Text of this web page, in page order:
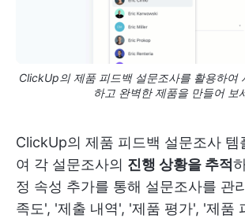
ClickUp의 제품 피드백 설문조사를 활용하여
하고 완벽한 제품을 만들어 보
ClickUp의 제품 피드백 설문조사 템
여 각 설문조사의 진행 상황을 추적
정 속성 추가를 통해 설문조사를 관
족도', '제출 내역', '제품 평가', '제품